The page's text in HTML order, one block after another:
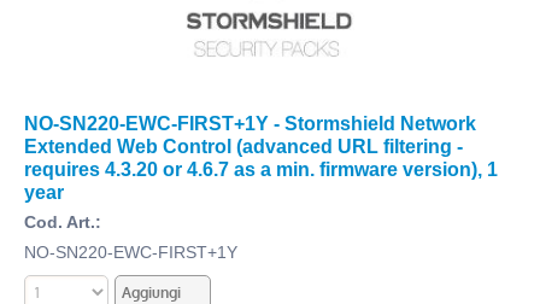
NO-SN220-EWC-FIRST+1Y - Stormshield Network
Extended Web Control (advanced URL filtering -
requires 4.3.20 or 4.6.7 as a min. firmware version), 1
year
Cod. Art.:
NO-SN220-EWC-FIRST+1Y